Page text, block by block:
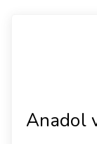
Anadol